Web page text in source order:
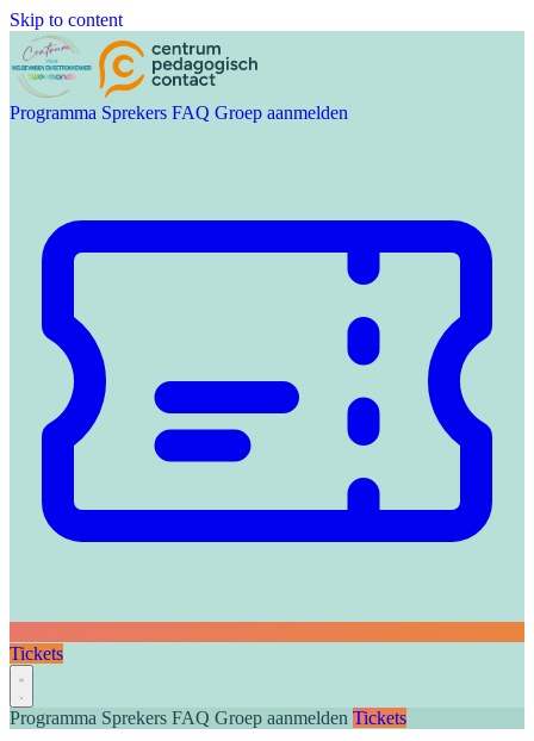
Skip to content
Programma Sprekers FAQ Groep aanmelden
Tickets
Programma Sprekers FAQ Groep aanmelden Tickets